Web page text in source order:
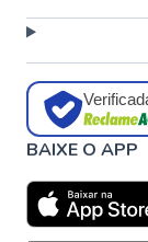
BAIXE O APP